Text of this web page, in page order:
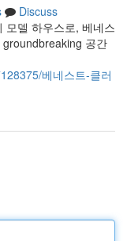
Discuss
모델 하우스로, 베네스
공간
베네스트-클러